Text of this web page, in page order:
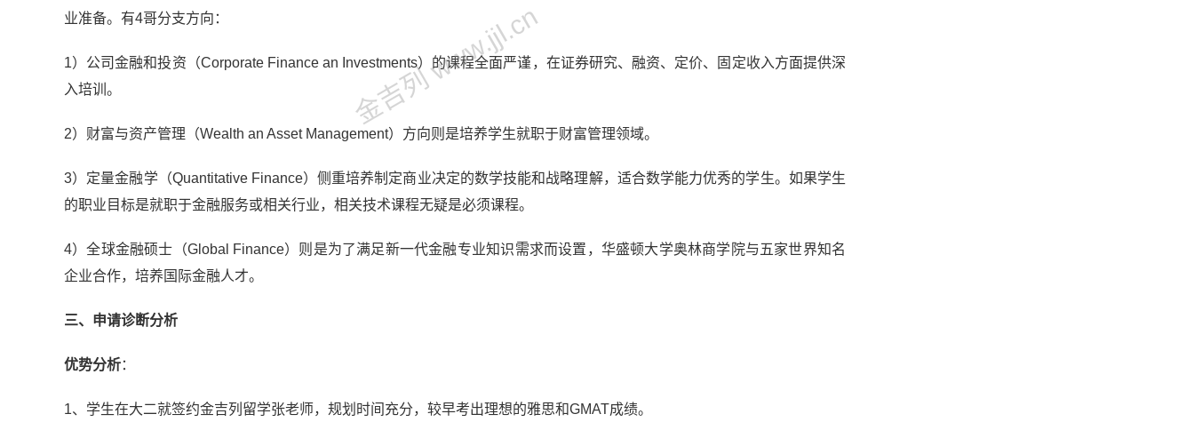
业准备。有4哥分支方向：
1）公司金融和投资（Corporate Finance an Investments）的课程全面严谨，在证券研究、融资、定价、固定收入方面提供深
入培训。
2）财富与资产管理（Wealth an Asset Management）方向则是培养学生就职于财富管理领域。
3）定量金融学（Quantitative Finance）侧重培养制定商业决定的数学技能和战略理解，适合数学能力优秀的学生。如果学生
的职业目标是就职于金融服务或相关行业，相关技术课程无疑是必须课程。
4）全球金融硕士（Global Finance）则是为了满足新一代金融专业知识需求而设置，华盛顿大学奥林商学院与五家世界知名
企业合作，培养国际金融人才。
三、申请诊断分析
优势分析：
1、学生在大二就签约金吉列留学张老师，规划时间充分，较早考出理想的雅思和GMAT成绩。
金吉列 www.jjl.cn